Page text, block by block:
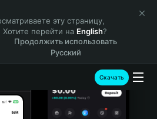
эту страницу,
Хотите перейти на English?
Продолжить использовать
Русский
Скачать